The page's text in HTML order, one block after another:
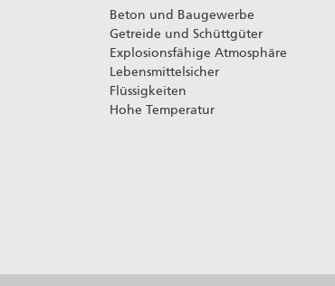
Beton und Baugewerbe
Getreide und Schüttgüter
Explosionsfähige Atmosphäre
Lebensmittelsicher
Flüssigkeiten
Hohe Temperatur